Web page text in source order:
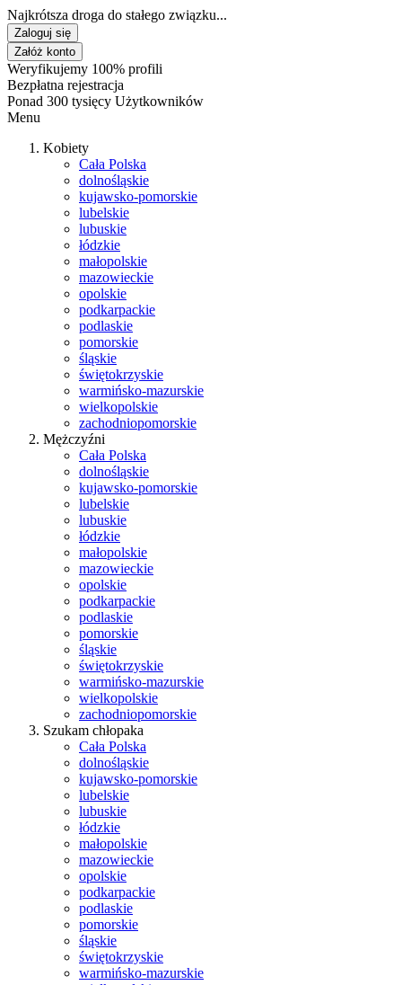
Najkrótsza droga do stałego związku...
Zaloguj się
Załóż konto
Weryfikujemy 100% profili
Bezpłatna rejestracja
Ponad 300 tysięcy Użytkowników
Menu
Kobiety
Cała Polska
dolnośląskie
kujawsko-pomorskie
lubelskie
lubuskie
łódzkie
małopolskie
mazowieckie
opolskie
podkarpackie
podlaskie
pomorskie
śląskie
świętokrzyskie
warmińsko-mazurskie
wielkopolskie
zachodniopomorskie
Mężczyźni
Cała Polska
dolnośląskie
kujawsko-pomorskie
lubelskie
lubuskie
łódzkie
małopolskie
mazowieckie
opolskie
podkarpackie
podlaskie
pomorskie
śląskie
świętokrzyskie
warmińsko-mazurskie
wielkopolskie
zachodniopomorskie
Szukam chłopaka
Cała Polska
dolnośląskie
kujawsko-pomorskie
lubelskie
lubuskie
łódzkie
małopolskie
mazowieckie
opolskie
podkarpackie
podlaskie
pomorskie
śląskie
świętokrzyskie
warmińsko-mazurskie